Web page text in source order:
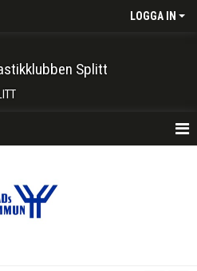
LOGGA IN
Splitt